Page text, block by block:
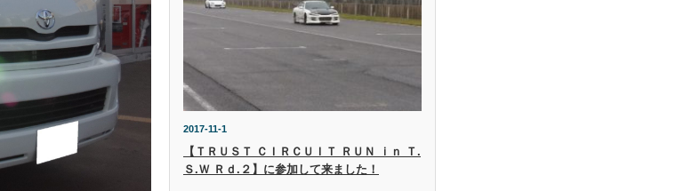
2017-11-1
【ＴＲＵＳＴ ＣＩＲＣＵＩＴ ＲＵＮ ｉｎ Ｔ.
Ｓ.Ｗ Ｒｄ.２】に参加して来ました！